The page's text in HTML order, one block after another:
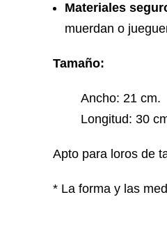
Materiales
muerdan o
Tamaño:
Ancho: 21 cm.
Longitud: 30
Apto para loros de
* La forma y las